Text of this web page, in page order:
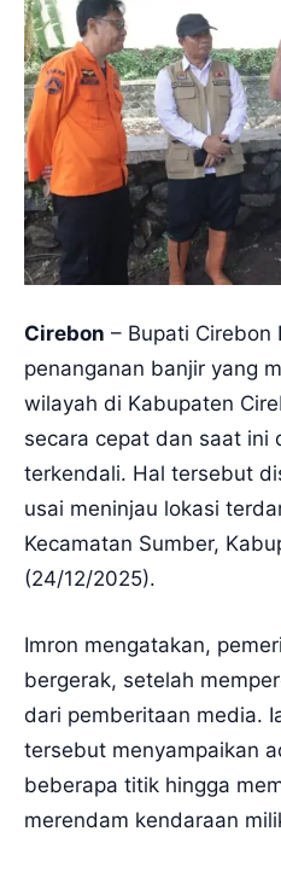
Cirebon – Bupati Cirebon
penanganan banjir yang
wilayah di Kabupaten
secara cepat dan saat ini
terkendali. Hal tersebut
usai meninjau lokasi
Kecamatan Sumber,
(24/12/2025).
Imron mengatakan,
bergerak, setelah
dari pemberitaan media.
tersebut menyampaikan
beberapa titik hingga
merendam kendaraan